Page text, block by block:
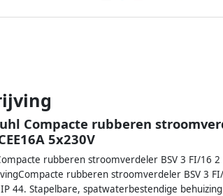
Compacte rubberen
5x230V
rubberen stroomverdeler BSV 3 FI/16 2
rubberen stroomverdeler BSV 3
44. Stapelbare, spatwaterbestendige